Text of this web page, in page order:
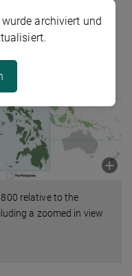
aus der
des
gewährleisten.
relative to the
a zoomed in view
archiviert und